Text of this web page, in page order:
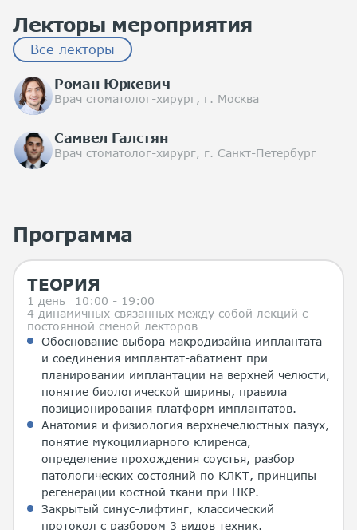
Лекторы мероприятия
Все лекторы
Роман Юркевич
Врач стоматолог-хирург, г. Москва
Самвел Галстян
Врач стоматолог-хирург, г. Санкт-Петербург
Программа
ТЕОРИЯ
1 день
10:00 - 19:00
4 динамичных связанных между собой лекций с
постоянной сменой лекторов
Обоснование выбора макродизайна имплантата
и соединения имплантат-абатмент при
планировании имплантации на верхней челюсти,
понятие биологической ширины, правила
позиционирования платформ имплантатов.
Анатомия и физиология верхнечелюстных пазух,
понятие мукоцилиарного клиренса,
определение прохождения соустья, разбор
патологических состояний по КЛКТ, принципы
регенерации костной ткани при НКР.
Закрытый синус-лифтинг, классический
протокол с разбором 3 видов техник.